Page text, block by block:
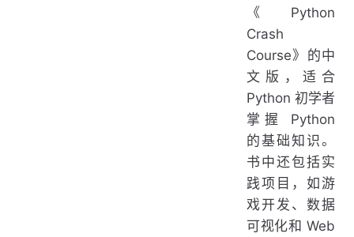
《Python
Crash
Course》的中
文版，适合
Python 初学者
掌握 Python
的基础知识。
书中还包括实
践项目，如游
戏开发、数据
可视化和 Web